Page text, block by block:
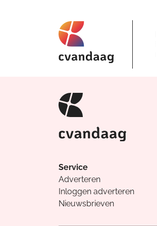
Service
Adverteren
Inloggen adverteren
Nieuwsbrieven